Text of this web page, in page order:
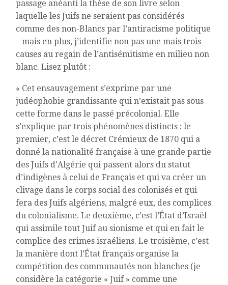
passage anéanti la thèse de son livre selon
laquelle les Juifs ne seraient pas considérés
comme des non-Blancs par l’antiracisme politique
– mais en plus, j’identifie non pas une mais trois
causes au regain de l’antisémitisme en milieu non
blanc. Lisez plutôt :
« Cet ensauvagement s’exprime par une
judéophobie grandissante qui n’existait pas sous
cette forme dans le passé précolonial. Elle
s’explique par trois phénomènes distincts : le
premier, c’est le décret Crémieux de 1870 qui a
donné la nationalité française à une grande partie
des Juifs d’Algérie qui passent alors du statut
d’indigènes à celui de Français et qui va créer un
clivage dans le corps social des colonisés et qui
fera des Juifs algériens, malgré eux, des complices
du colonialisme. Le deuxième, c’est l’État d’Israël
qui assimile tout Juif au sionisme et qui en fait le
complice des crimes israéliens. Le troisième, c’est
la manière dont l’État français organise la
compétition des communautés non blanches (je
considère la catégorie « Juif » comme une